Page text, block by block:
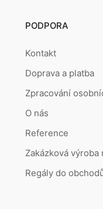
PODPORA
Kontakt
Doprava a platba
Zpracování
O nás
Reference
Zakázková výroba
Regály do